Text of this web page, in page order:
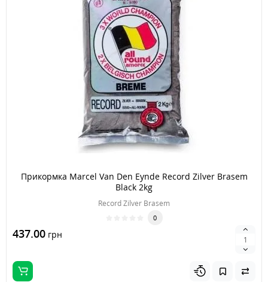
Прикормка Marcel Van Den Eynde Record Zilver Brasem
Black 2kg
Record Zilver Brasem
0
437.00 грн